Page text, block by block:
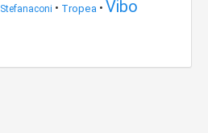
Stefanaconi • Tropea • Vibo